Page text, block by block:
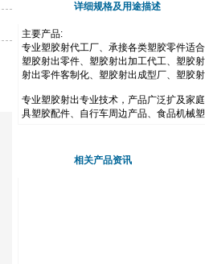
详细规格及用途描述
主要产品:
专业塑胶射代工厂、承接各类塑胶零件适
塑胶射出零件、塑胶射出加工代工、塑胶
射出零件客制化、塑胶射出成型厂、塑胶
专业塑胶射出专业技术，产品广泛扩及家
具塑胶配件、自行车周边产品、食品机械
相关产品资讯